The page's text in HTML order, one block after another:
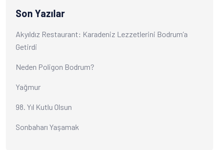
Son Yazılar
Akyıldız Restaurant: Karadeniz Lezzetlerini Bodrum’a
Getirdi
Neden Poligon Bodrum?
Yağmur
98. Yıl Kutlu Olsun
Sonbaharı Yaşamak